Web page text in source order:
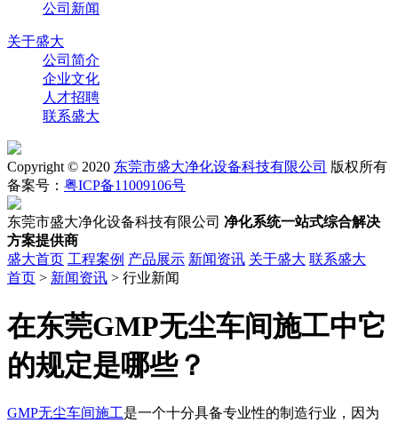
公司新闻
关于盛大
公司简介
企业文化
人才招聘
联系盛大
Copyright © 2020 东莞市盛大净化设备科技有限公司 版权所有
备案号： 粤ICP备11009106号
东莞市盛大净化设备科技有限公司 净化系统一站式综合解决
方案提供商
盛大首页 工程案例 产品展示 新闻资讯 关于盛大 联系盛大
首页 > 新闻资讯 > 行业新闻
在东莞GMP无尘车间施工中它
的规定是哪些？
GMP无尘车间施工是一个十分具备专业性的制造行业，因为